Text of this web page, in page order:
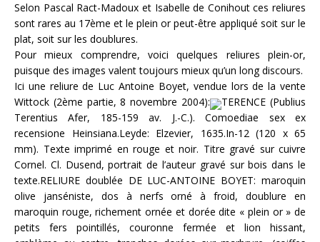
Selon Pascal Ract-Madoux et Isabelle de Conihout ces reliures
sont rares au 17ème et le plein or peut-être appliqué soit sur le
plat, soit sur les doublures.
Pour mieux comprendre, voici quelques reliures plein-or,
puisque des images valent toujours mieux qu’un long discours.
Ici une reliure de Luc Antoine Boyet, vendue lors de la vente
Wittock (2ème partie, 8 novembre 2004):
TERENCE (Publius
Terentius Afer, 185-159 av. J.-C.). Comoediae sex ex
recensione Heinsiana.Leyde: Elzevier, 1635.In-12 (120 x 65
mm). Texte imprimé en rouge et noir. Titre gravé sur cuivre
Cornel. Cl. Dusend, portrait de l’auteur gravé sur bois dans le
texte.RELIURE doublée DE LUC-ANTOINE BOYET: maroquin
olive janséniste, dos à nerfs orné à froid, doublure en
maroquin rouge, richement ornée et dorée dite « plein or » de
petits fers pointillés, couronne fermée et lion hissant,